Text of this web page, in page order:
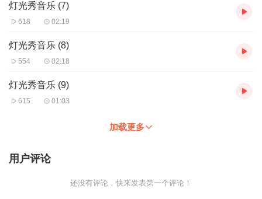
灯光秀音乐 (7)
618 02:19
灯光秀音乐 (8)
554 02:18
灯光秀音乐 (9)
615 01:03
加载更多
用户评论
还没有评论，快来发表第一个评论！